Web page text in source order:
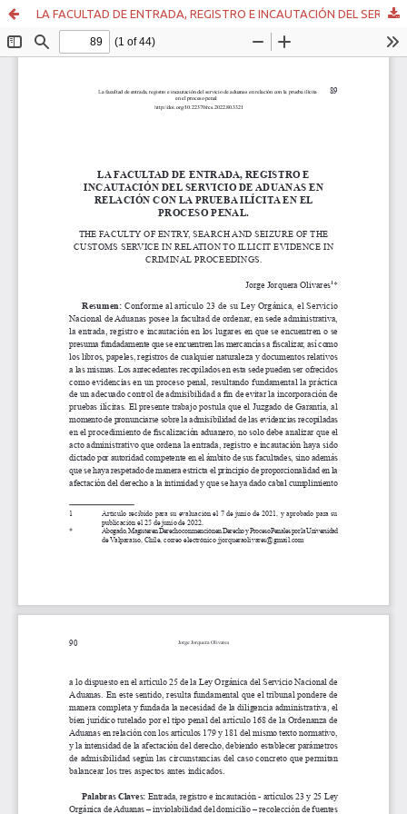
LA FACULTAD DE ENTRADA, REGISTRO E INCAUTACIÓN DEL SERVICIO DE ADUANAS EN RELACIÓN CON LA PRUEBA ILÍCITA EN EL PROCESO PENAL